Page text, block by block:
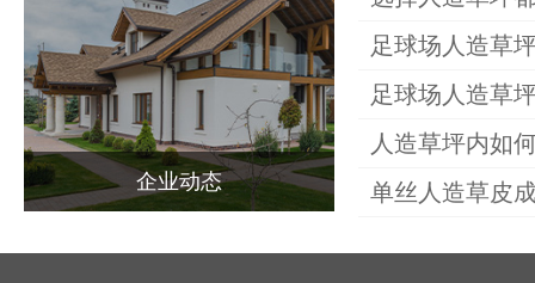
产品中心
场地案例
企业动态
足球场人造草
足球场人造草
人造草坪内如
单丝人造草皮